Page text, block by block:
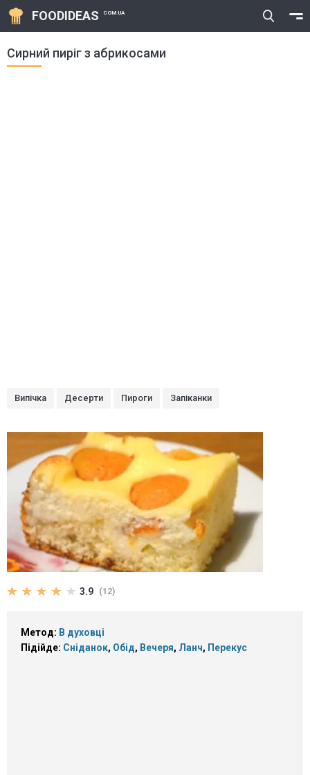
FOODIDEAS COM.UA
Сирний пиріг з абрикосами
Випічка Десерти Пироги Запіканки
3.9 (12)
Метод: В духовці
Підійде: Сніданок, Обід, Вечеря, Ланч, Перекус